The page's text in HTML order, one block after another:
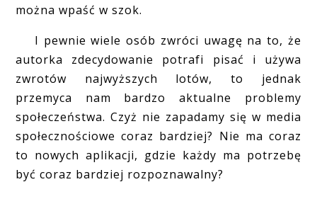
można wpaść w szok.
I pewnie wiele osób zwróci uwagę na to, że
autorka zdecydowanie potrafi pisać i używa
zwrotów najwyższych lotów, to jednak
przemyca nam bardzo aktualne problemy
społeczeństwa. Czyż nie zapadamy się w media
społecznościowe coraz bardziej? Nie ma coraz
to nowych aplikacji, gdzie każdy ma potrzebę
być coraz bardziej rozpoznawalny?